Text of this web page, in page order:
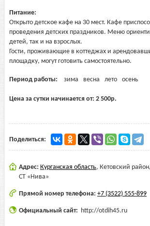
Питание:
Открыто детское кафе на 30 мест. Кафе
проведения детских праздников. Меню
детей, так и на взрослых.
Гости, проживающие в коттеджах и
площадку, могут готовить самостоятельно.
Период работы: зима весна лето осень
Цена за сутки начинается от: 2 500р.
Поделиться:
Адрес: Курганская область, Кетовский
СТ «Нива»
Прямой номер телефона: +7 (3522) 555-899
Официальный сайт: http://otdih45.ru